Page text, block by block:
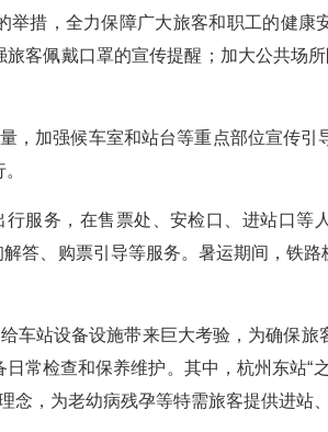
措，全力保障广大旅客和职工的健康
客佩戴口罩的宣传提醒；加大公共场
，加强候车室和站台等重点部位宣传引
服务，在售票处、安检口、进站口等
答、购票引导等服务。暑运期间，铁
车站设备设施带来巨大考验，为确保
常检查和保养维护。其中，杭州东站“
念，为老幼病残孕等特需旅客提供进站